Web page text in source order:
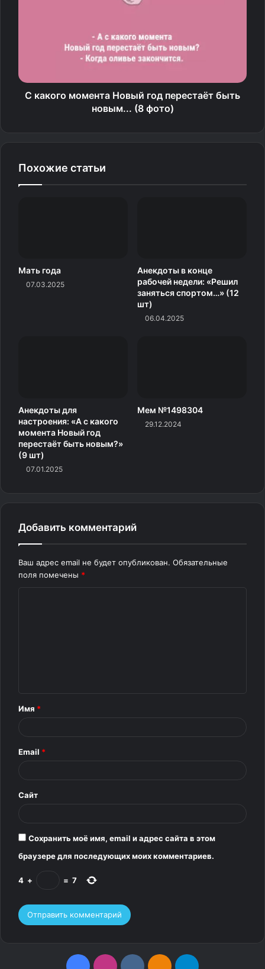
С какого момента Новый год перестаёт быть
новым... (8 фото)
Похожие статьи
Мать года
07.03.2025
Анекдоты в конце
рабочей недели: «Решил
заняться спортом…» (12
шт)
06.04.2025
Анекдоты для
настроения: «А с какого
момента Новый год
перестаёт быть новым?»
(9 шт)
07.01.2025
Мем №1498304
29.12.2024
Добавить комментарий
Ваш адрес email не будет опубликован. Обязательные
поля помечены *
и
*
Имя *
Email *
Сайт
Сохранить моё имя, email и адрес сайта в этом
браузере для последующих моих комментариев.
4 + = 7
F v О T